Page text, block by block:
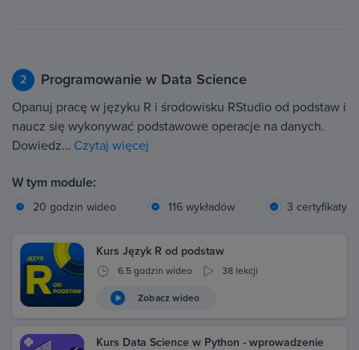
2 Programowanie w Data Science
Opanuj pracę w języku R i środowisku RStudio od podstaw i
naucz się wykonywać podstawowe operacje na danych.
Dowiedz… Czytaj więcej
W tym module:
20 godzin wideo 116 wykładów 3 certyfikaty
Kurs Język R od podstaw
6.5 godzin wideo 38 lekcji
Zobacz wideo
Kurs Data Science w Python - wprowadzenie